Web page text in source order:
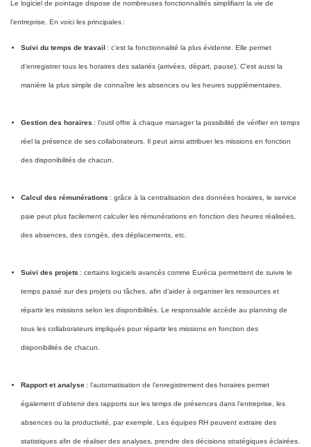
Le logiciel de pointage dispose de nombreuses fonctionnalités simplifiant la vie de
l’entreprise. En voici les principales :
Suivi du temps de travail : c’est la fonctionnalité la plus évidente. Elle permet
d’enregistrer tous les horaires des salariés (arrivées, départ, pause). C’est aussi la
manière la plus simple de connaître les absences ou les heures supplémentaires.
Gestion des horaires : l’outil offre à chaque manager la possibilité de vérifier en temps
réel la présence de ses collaborateurs. Il peut ainsi attribuer les missions en fonction
des disponibilités de chacun.
Calcul des rémunérations : grâce à la centralisation des données horaires, le service
paie peut plus facilement calculer les rémunérations en fonction des heures réalisées,
des absences, des congés, des déplacements, etc.
Suivi des projets : certains logiciels avancés comme Eurécia permettent de suivre le
temps passé sur des projets ou tâches, afin d’aider à organiser les ressources et
répartir les missions selon les disponibilités . Le responsable accède au planning de
tous les collaborateurs impliqués pour répartir les missions en fonction des
disponibilités de chacun.
Rapport et analyse : l’automatisation de l’enregistrement des horaires permet
également d’obtenir des rapports sur les temps de présences dans l’entreprise, les
absences ou la productivité, par exemple. Les équipes RH peuvent extraire des
statistiques afin de réaliser des analyses, prendre des décisions stratégiques éclairées.